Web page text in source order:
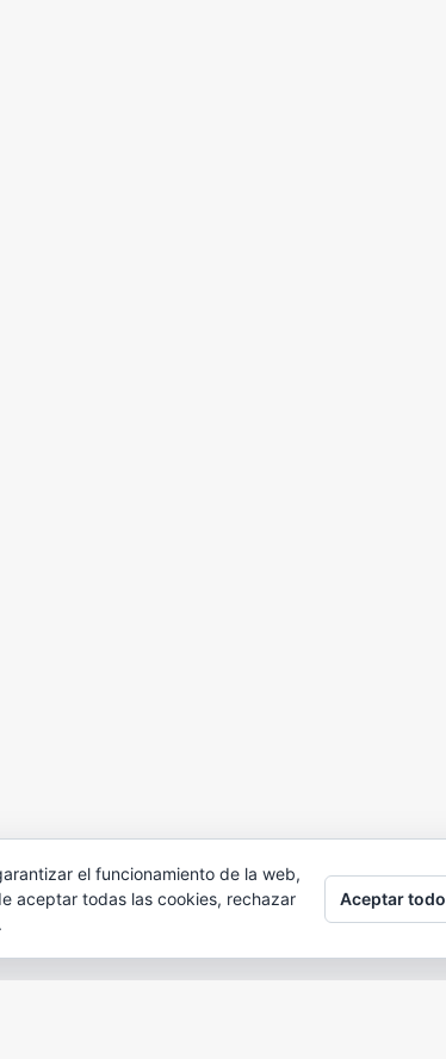
el funcionamiento de la web,
aceptar todas las cookies, rechazar
Aceptar todo